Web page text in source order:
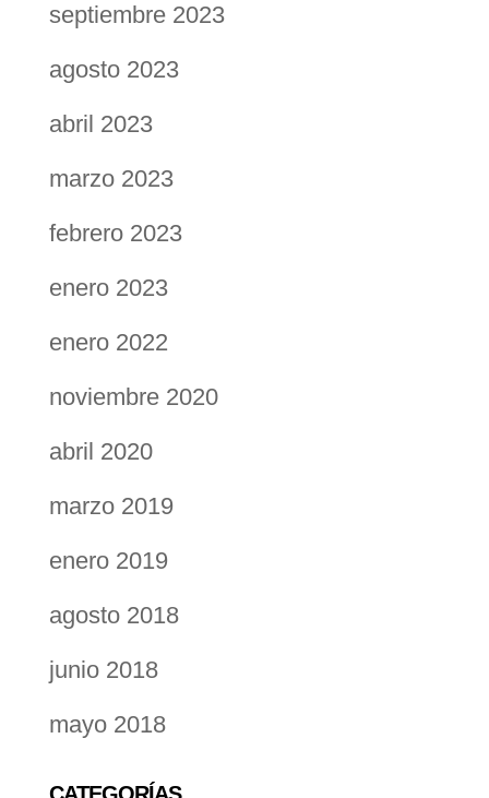
septiembre 2023
agosto 2023
abril 2023
marzo 2023
febrero 2023
enero 2023
enero 2022
noviembre 2020
abril 2020
marzo 2019
enero 2019
agosto 2018
junio 2018
mayo 2018